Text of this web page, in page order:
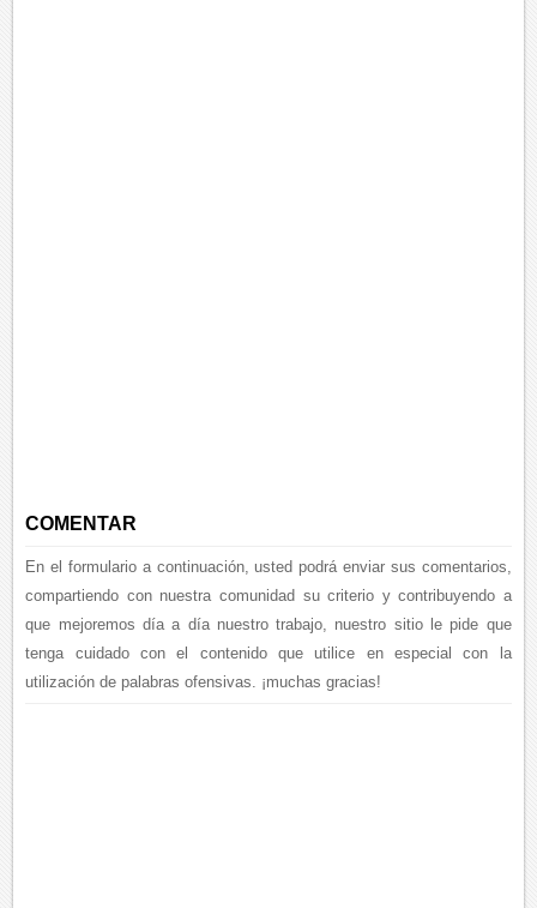
COMENTAR
En el formulario a continuación, usted podrá enviar sus comentarios,
compartiendo con nuestra comunidad su criterio y contribuyendo a
que mejoremos día a día nuestro trabajo, nuestro sitio le pide que
tenga cuidado con el contenido que utilice en especial con la
utilización de palabras ofensivas. ¡muchas gracias!